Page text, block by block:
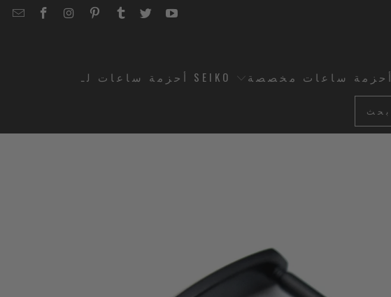
EMAILSTRAPCODE
STRAPCODE
STRAPCODE
STRAPCODE
STRAPCODE
TWITTER
STRAPCODE
YOUTUBE
أحزمة ساعات لـ SEIKO أحزمة ساعات مخصصة